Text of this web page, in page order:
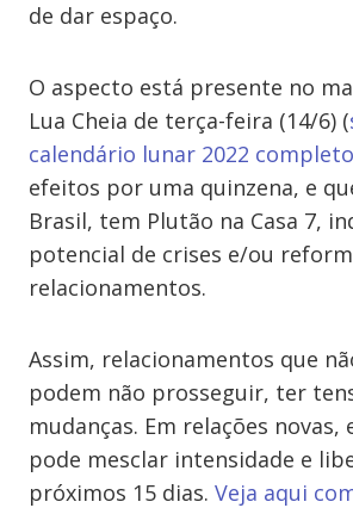
de dar espaço.
O aspecto está presente no
Lua Cheia de terça-feira (14/6) (
calendário lunar 2022 completo
efeitos por uma quinzena, e
Brasil, tem Plutão na Casa 7,
potencial de crises e/ou
relacionamentos.
Assim, relacionamentos que
podem não prosseguir, ter
mudanças. Em relações novas,
pode mesclar intensidade e
próximos 15 dias. Veja aqui